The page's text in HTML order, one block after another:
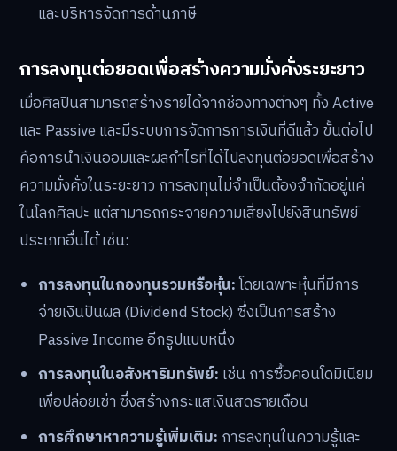
และบริหารจัดการด้านภาษี
การลงทุนต่อยอดเพื่อสร้างความมั่งคั่งระยะยาว
เมื่อศิลปินสามารถสร้างรายได้จากช่องทางต่างๆ ทั้ง Active
และ Passive และมีระบบการจัดการการเงินที่ดีแล้ว ขั้นต่อไป
คือการนำเงินออมและผลกำไรที่ได้ไปลงทุนต่อยอดเพื่อสร้าง
ความมั่งคั่งในระยะยาว การลงทุนไม่จำเป็นต้องจำกัดอยู่แค่
ในโลกศิลปะ แต่สามารถกระจายความเสี่ยงไปยังสินทรัพย์
ประเภทอื่นได้ เช่น:
การลงทุนในกองทุนรวมหรือหุ้น:โดยเฉพาะหุ้นที่มีการ
จ่ายเงินปันผล (Dividend Stock) ซึ่งเป็นการสร้าง
Passive Income อีกรูปแบบหนึ่ง
การลงทุนในอสังหาริมทรัพย์: เช่น การซื้อคอนโดมิเนียม
เพื่อปล่อยเช่า ซึ่งสร้างกระแสเงินสดรายเดือน
การศึกษาหาความรู้เพิ่มเติม: การลงทุนในความรู้และ